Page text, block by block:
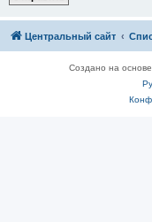
Центральный сайт
Создано на основе